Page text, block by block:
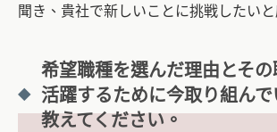
聞き、貴社で新しいことに挑戦したい
希望職種を選んだ理由とそ
活躍するために今取り組ん
教えてください。